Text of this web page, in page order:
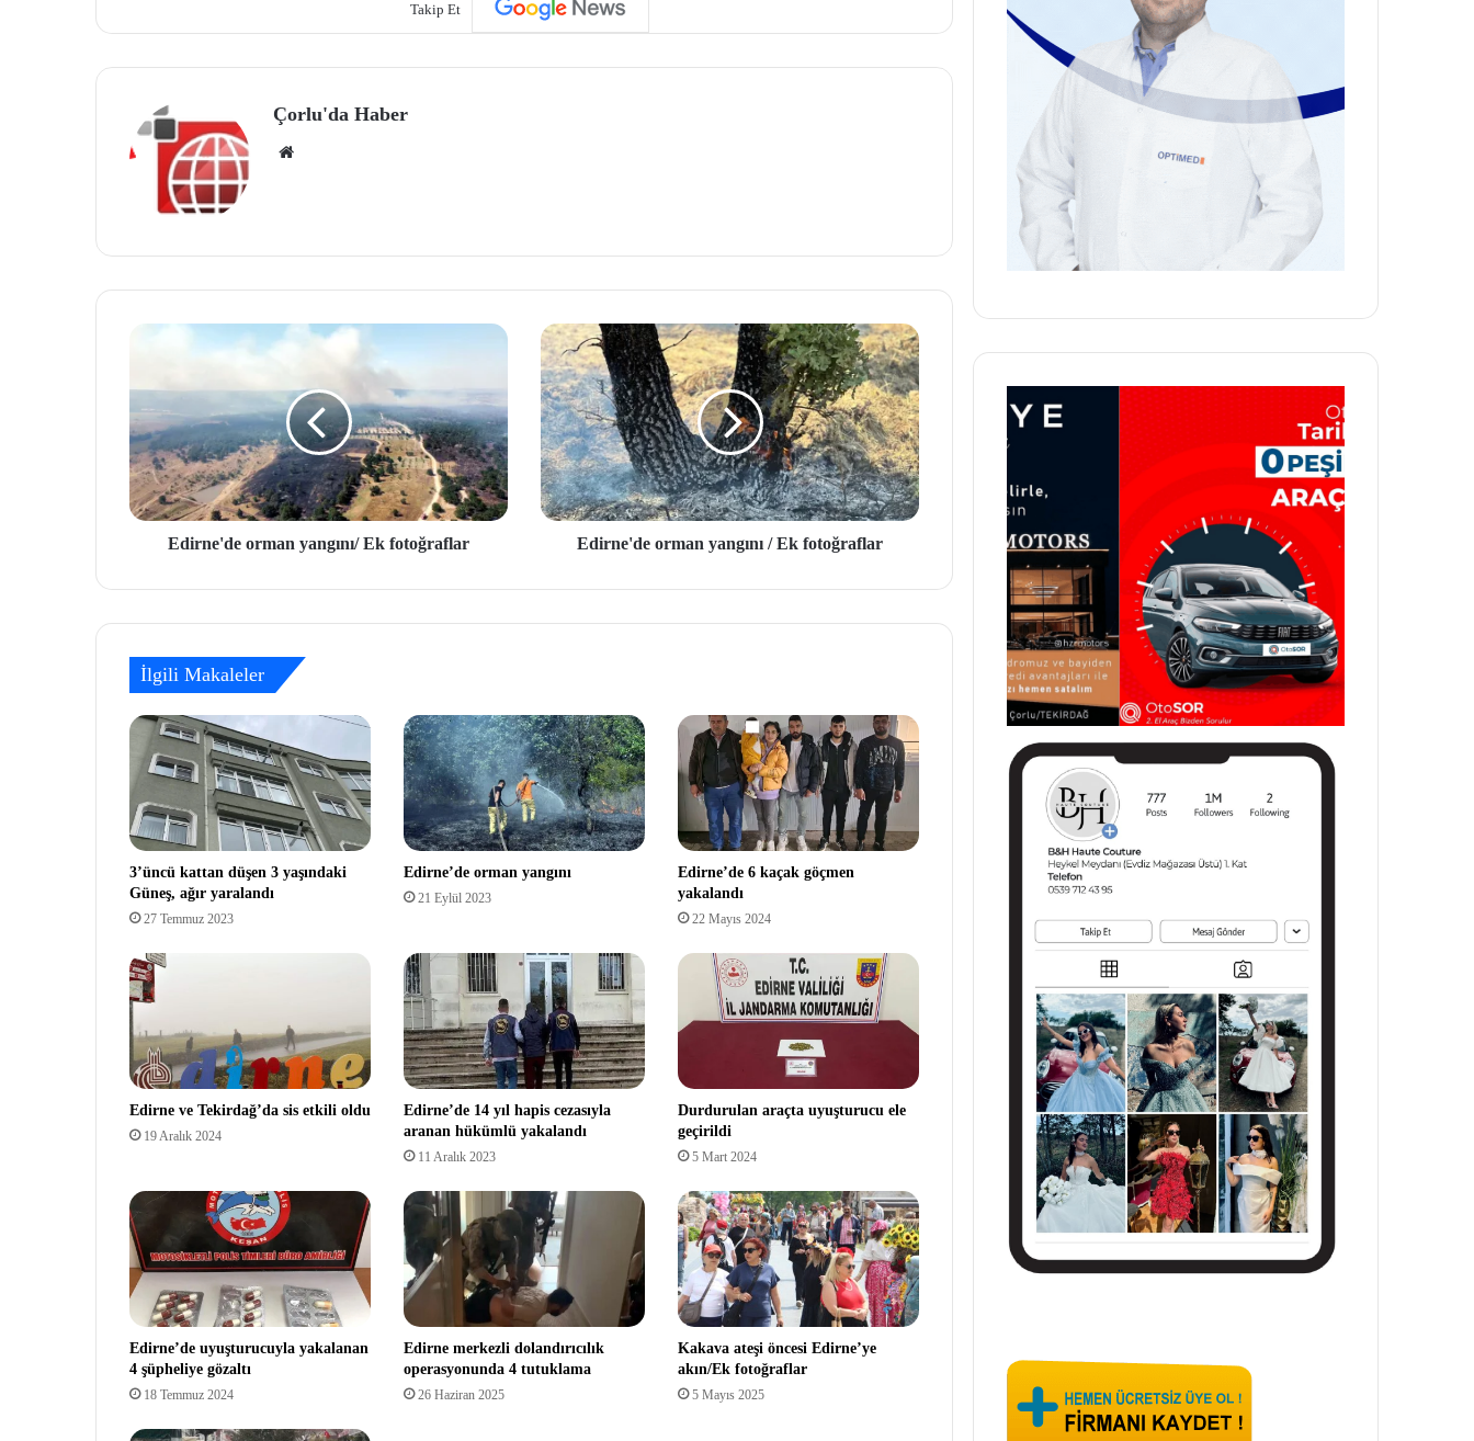
Takip Et
Çorlu'da Haber
Edirne'de orman yangını/ Ek fotoğraflar Edirne'de orman yangını / Ek fotoğraflar
İlgili Makaleler
3’üncü kattan düşen 3 yaşındaki
Güneş, ağır yaralandı
27 Temmuz 2023
Edirne’de orman yangını
21 Eylül 2023
Edirne’de 6 kaçak göçmen
yakalandı
22 Mayıs 2024
Edirne ve Tekirdağ’da sis etkili oldu
19 Aralık 2024
Edirne’de 14 yıl hapis cezasıyla
aranan hükümlü yakalandı
11 Aralık 2023
Durdurulan araçta uyuşturucu ele
geçirildi
5 Mart 2024
Edirne’de uyuşturucuyla yakalanan
4 şüpheliye gözaltı
18 Temmuz 2024
Edirne merkezli dolandırıcılık
operasyonunda 4 tutuklama
26 Haziran 2025
Kakava ateşi öncesi Edirne’ye
akın/Ek fotoğraflar
5 Mayıs 2025